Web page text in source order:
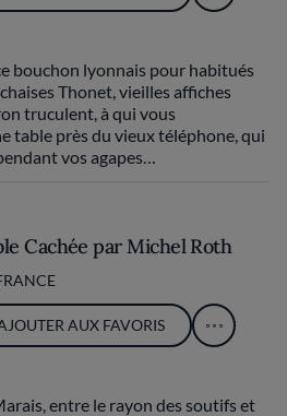
bouchon lyonnais pour habitués
Thonet, vieilles affiches
truculent, à qui vous
table près du vieux téléphone, qui
vos agapes…
Cachée par Michel Roth
AUX FAVORIS
entre le rayon des soutifs et